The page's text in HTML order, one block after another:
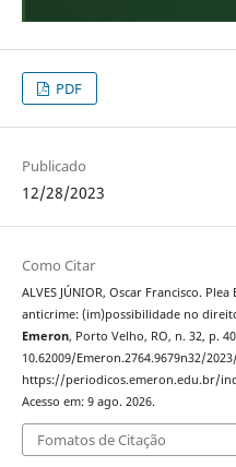
PDF
Publicado
12/28/2023
Como Citar
ALVES JÚNIOR, Oscar Francisco.
anticrime: (im)possibilidade no
Emeron, Porto Velho, RO, n. 32, p.
10.62009/Emeron.2764.9679n32/
https://periodicos.emeron.edu.br/
Acesso em: 9 ago. 2026.
Fomatos de Citação